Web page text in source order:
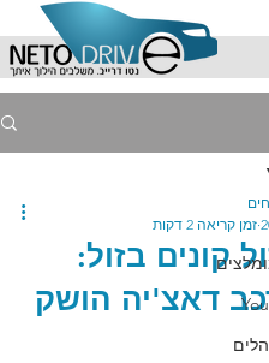
קונים בזול:
דאצ'יה הושק
זמן קריאה 2 דקות